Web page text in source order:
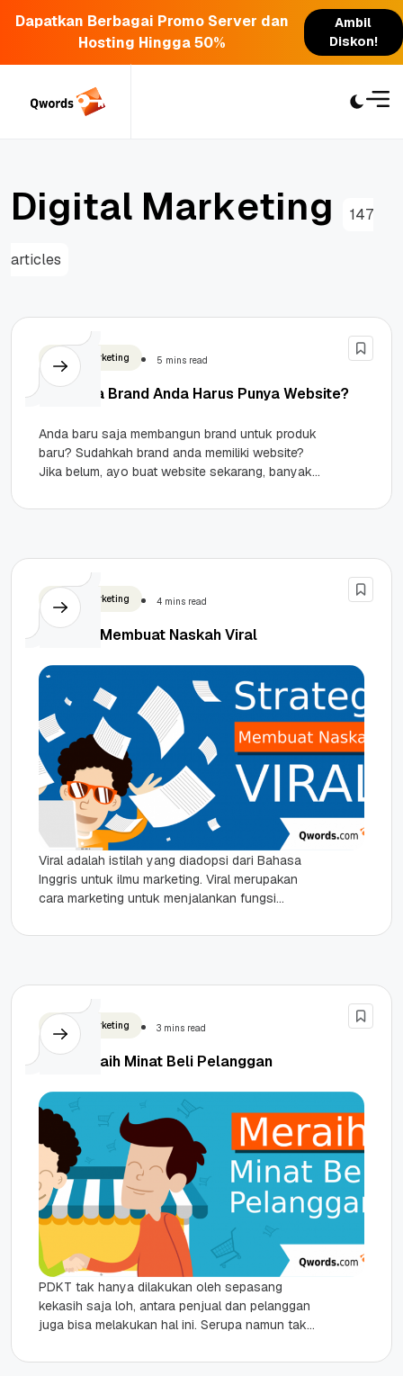
Dapatkan Berbagai Promo Server dan
Hosting Hingga 50%
Ambil
Diskon!
Digital Marketing 147
articles
Digital Marketing 5 mins read
Mengapa Brand Anda Harus Punya Website?
Anda baru saja membangun brand untuk produk
baru? Sudahkah brand anda memiliki website?
Jika belum, ayo buat website sekarang, banyak
Digital Marketing 4 mins read
Strategi Membuat Naskah Viral
Viral adalah istilah yang diadopsi dari Bahasa
Inggris untuk ilmu marketing. Viral merupakan
cara marketing untuk menjalankan fungsi
dengan...
Digital Marketing 3 mins read
Tips Meraih Minat Beli Pelanggan
PDKT tak hanya dilakukan oleh sepasang
kekasih saja loh, antara penjual dan pelanggan
juga bisa melakukan hal ini. Serupa namun tak